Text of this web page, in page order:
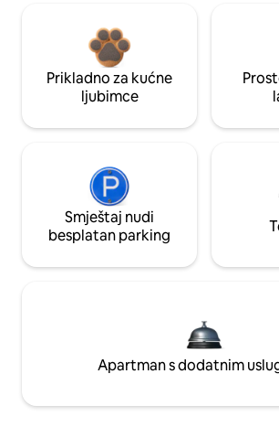
Prikladno za kućne
ljubimce
Smještaj nudi
besplatan parking
Apartman s dodatnim